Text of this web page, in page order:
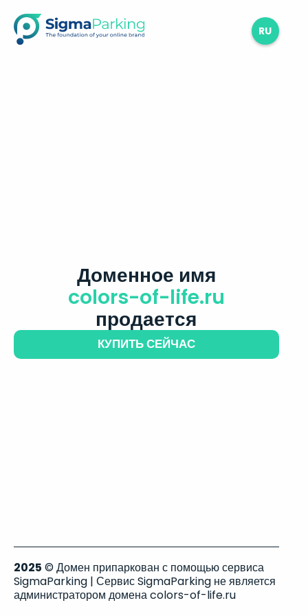
RU
Доменное имя
colors-of-life.ru
продается
КУПИТЬ СЕЙЧАС
2025 © Домен припаркован с помощью сервиса
SigmaParking | Сервис SigmaParking не является
администратором домена colors-of-life.ru